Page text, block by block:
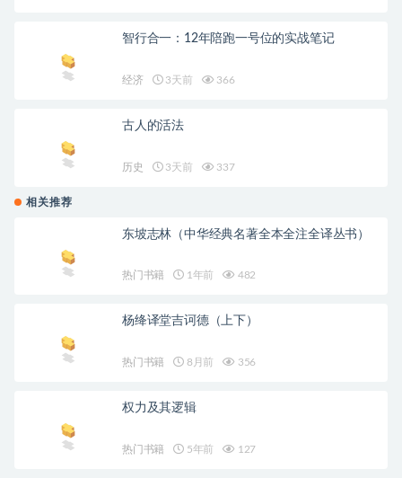
智行合一：12年陪跑一号位的实战笔记
经济 3天前 366
古人的活法
历史 3天前 337
相关推荐
东坡志林（中华经典名著全本全注全译丛书）
热门书籍 1年前 482
杨绛译堂吉诃德（上下）
热门书籍 8月前 356
权力及其逻辑
热门书籍 5年前 127